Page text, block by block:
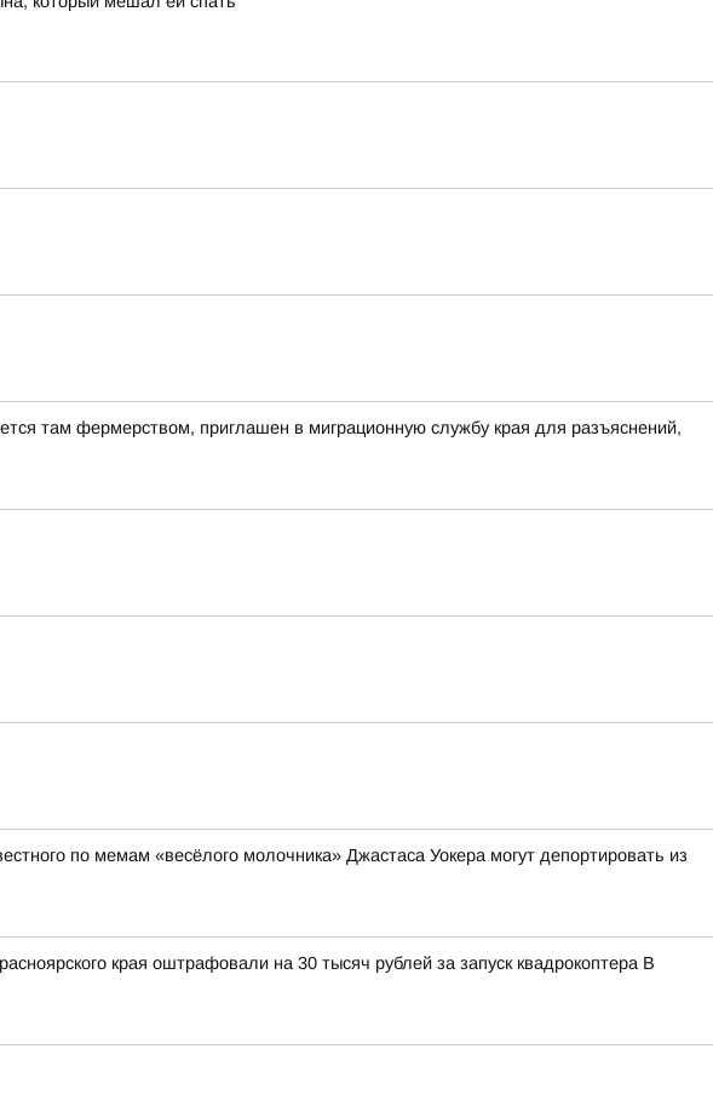
там фермерством, приглашен в миграционную службу края для разъяснений,
по мемам «весёлого молочника» Джастаса Уокера могут депортировать из
края оштрафовали на 30 тысяч рублей за запуск квадрокоптера В